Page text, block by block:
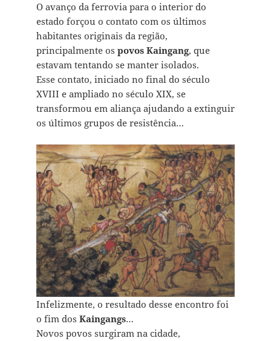
O avanço da ferrovia para o interior do
estado forçou o contato com os últimos
habitantes originais da região,
principalmente os povos Kaingang, que
estavam tentando se manter isolados.
Esse contato, iniciado no final do século
XVIII e ampliado no século XIX, se
transformou em aliança ajudando a extinguir
os últimos grupos de resistência…
Infelizmente, o resultado desse encontro foi
o fim dos Kaingangs…
Novos povos surgiram na cidade,